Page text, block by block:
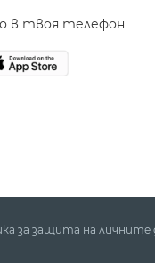
в твоя телефон
за защита на личните